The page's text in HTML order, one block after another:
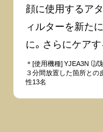
顔に使用するア
ィルターを新た
に。さらにケア
＊[使用機種] YJEA3N 〔
３分間放置した箇所との
性13名